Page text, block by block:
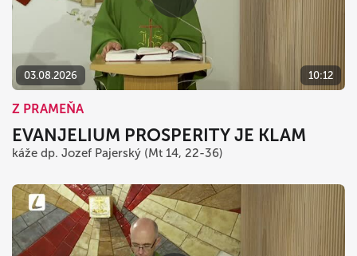
03.08.2026 10:12
Z PRAMEŇA
EVANJELIUM PROSPERITY JE KLAM
káže dp. Jozef Pajerský (Mt 14, 22-36)